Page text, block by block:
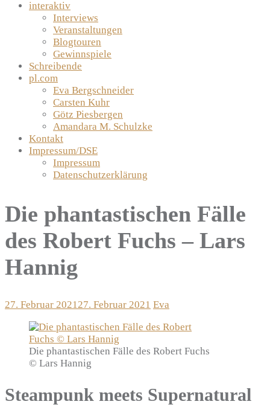
interaktiv
Interviews
Veranstaltungen
Blogtouren
Gewinnspiele
Schreibende
pl.com
Eva Bergschneider
Carsten Kuhr
Götz Piesbergen
Amandara M. Schulzke
Kontakt
Impressum/DSE
Impressum
Datenschutzerklärung
Die phantastischen Fälle
des Robert Fuchs – Lars
Hannig
27. Februar 202127. Februar 2021 Eva
Die phantastischen Fälle des Robert Fuchs
© Lars Hannig
Steampunk meets Supernatural